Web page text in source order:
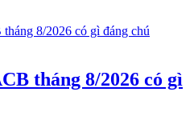
tháng 8/2026 có gì